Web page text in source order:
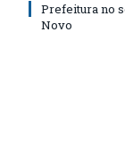
Prefeitura no
Novo